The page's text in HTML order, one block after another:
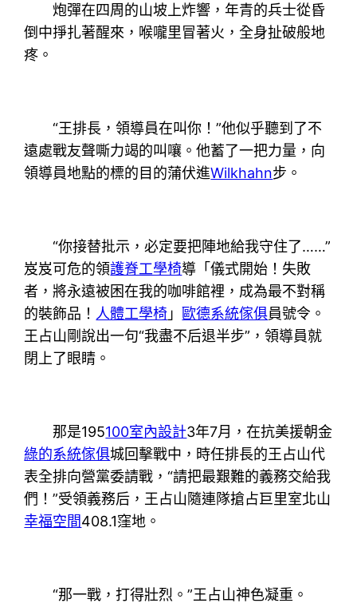
炮彈在四周的山坡上炸響，年青的兵士從昏
倒中掙扎著醒來，喉嚨里冒著火，全身扯破般地
疼。
“王排長，領導員在叫你！”他似乎聽到了不
遠處戰友聲嘶力竭的叫嚷。他蓄了一把力量，向
領導員地點的標的目的蒲伏進Wilkhahn步。
“你接替批示，必定要把陣地給我守住了……”
岌岌可危的領護脊工學椅導「儀式開始！失敗
者，將永遠被困在我的咖啡館裡，成為最不對稱
的裝飾品！ 人體工學椅 」歐德系統傢俱員號令。
王占山剛說出一句“我盡不后退半步”，領導員就
閉上了眼睛。
那是195100室內設計3年7月，在抗美援朝金
綠的系統傢俱城回擊戰中，時任排長的王占山代
表全排向營黨委請戰，“請把最艱難的義務交給我
們！”受領義務后，王占山隨連隊搶占巨里室北山
幸福空間408.1窪地。
“那一戰，打得壯烈。”王占山神色凝重。